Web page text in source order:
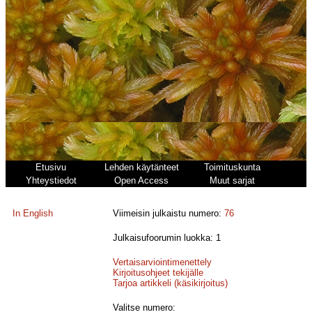
Etusivu Lehden käytänteet
Toimituskunta
Yhteystiedot
Open Access Muut sarjat
In English Viimeisin julkaistu numero:76
Julkaisufoorumin luokka: 1
Vertaisarviointimenettely
Kirjoitusohjeet tekijälle
Tarjoa artikkeli (käsikirjoitus)
Valitse numero: